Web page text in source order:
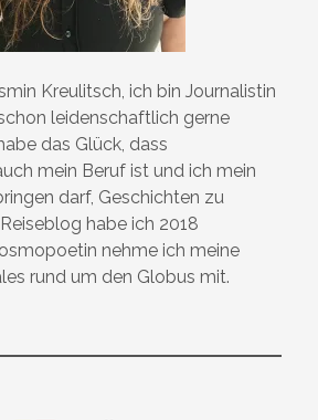
Kreulitsch, ich bin Journalistin
leidenschaftlich gerne
das Glück, dass
mein Beruf ist und ich mein
darf, Geschichten zu
habe ich 2018
nehme ich meine
rund um den Globus mit.